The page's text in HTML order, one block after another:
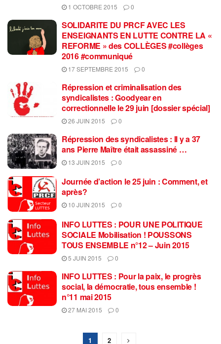
1 OCTOBRE 2015 0
SOLIDARITE DU PRCF AVEC LES
ENSEIGNANTS EN LUTTE CONTRE LA «
REFORME » des COLLÈGES #collèges
2016 #communiqué
17 SEPTEMBRE 2015 0
Répression et criminalisation des
syndicalistes : Goodyear en
correctionnelle le 29 juin [dossier spécial]
26 JUIN 2015 0
Répression des syndicalistes : Il y a 37
ans Pierre Maître était assassiné …
13 JUIN 2015 0
Journée d’action le 25 juin : Comment, et
après?
10 JUIN 2015 0
INFO LUTTES : POUR UNE POLITIQUE
SOCIALE Mobilisation ! POUSSONS
TOUS ENSEMBLE n°12 – Juin 2015
5 JUIN 2015 0
INFO LUTTES : Pour la paix, le progrès
social, la démocratie, tous ensemble !
n°11 mai 2015
27 MAI 2015 0
1 2